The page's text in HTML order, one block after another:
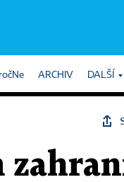
ARCHIV DALŠÍ